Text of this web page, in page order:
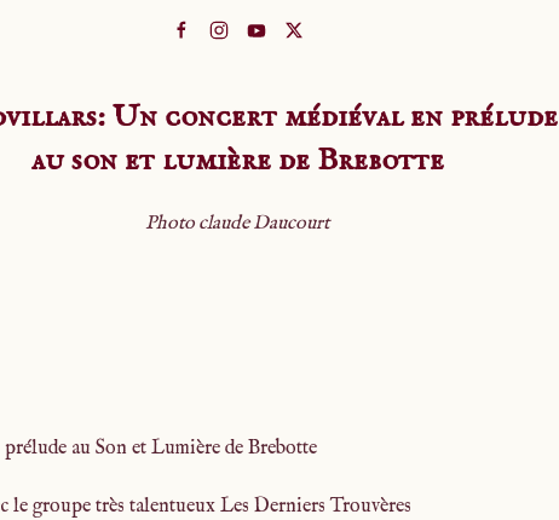
Un concert médiéval en prélude
au son et lumière de Brebotte
Photo claude Daucourt
au Son et Lumière de Brebotte
le groupe très talentueux Les Derniers Trouvères